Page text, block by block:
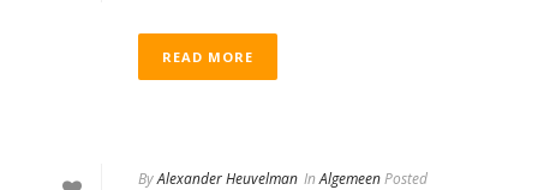
READ MORE
ByAlexander Heuvelman InAlgemeenPosted